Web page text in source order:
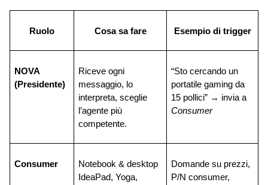
Ruolo Cosa sa fare Esempio di trigger
NOVA
(Presidente)
Riceve ogni
messaggio, lo
interpreta, sceglie
l’agente più
competente.
“Sto cercando un
portatile gaming da
15 pollici” → invia a
Consumer
Consumer
Notebook & desktop
IdeaPad, Yoga,
Domande su prezzi,
P/N consumer,